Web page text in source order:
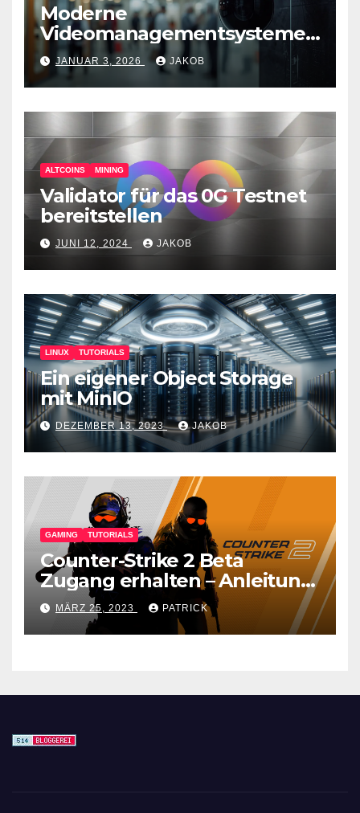
Moderne
Videomanagementsysteme
(VMS) – mehr als nur
Überwachungswerkzeuge
JANUAR 3, 2026 JAKOB
ALTCOINS MINING
Validator für das 0G Testnet
bereitstellen
JUNI 12, 2024 JAKOB
LINUX TUTORIALS
Ein eigener Object Storage
mit MinIO
DEZEMBER 13, 2023 JAKOB
GAMING TUTORIALS
Counter-Strike 2 Beta
Zugang erhalten – Anleitung
für den CS GO Nachfolger
MÄRZ 25, 2023 PATRICK